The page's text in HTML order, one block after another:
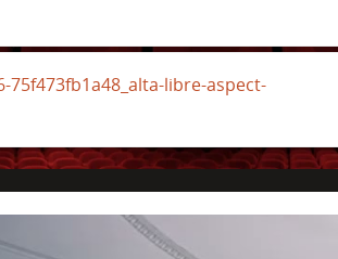
75f473fb1a48_alta-libre-aspect-